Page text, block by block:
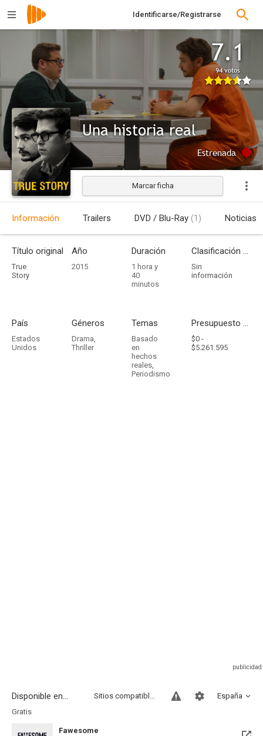
Identificarse/Registrarse
7.1
94 votos
Una historia real
Estrenada
Marcar ficha
Información Trailers DVD / Blu-Ray (1) Noticias
Título original
True
Story
Año
2015
Duración
1 hora y
40
minutos
Clasificación por edades
Sin
información
País
Estados
Unidos
Géneros
Drama,
Thriller
Temas
Basado
en
hechos
reales,
Periodismo
Presupuesto - Ingresos
$0 -
$5.261.595
Disponible en... España
Sitios compatibles
Gratis
Fawesome